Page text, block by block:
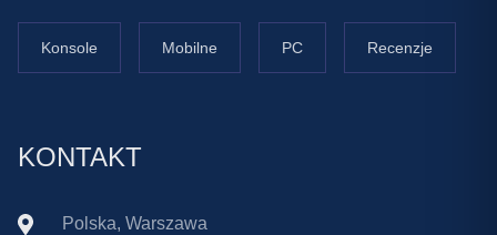
Konsole Mobilne PC Recenzje
KONTAKT
Polska, Warszawa